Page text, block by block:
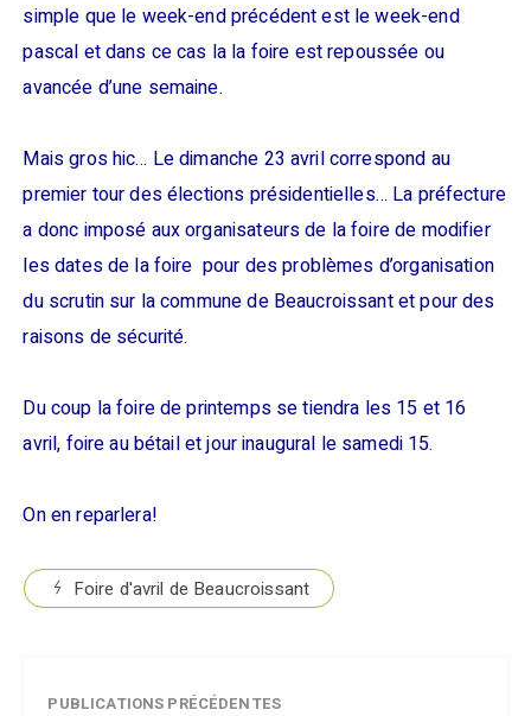
simple que le week-end précédent est le week-end
pascal et dans ce cas la la foire est repoussée ou
avancée d’une semaine.
Mais gros hic… Le dimanche 23 avril correspond au
premier tour des élections présidentielles… La préfecture
a donc imposé aux organisateurs de la foire de modifier
les dates de la foire pour des problèmes d’organisation
du scrutin sur la commune de Beaucroissant et pour des
raisons de sécurité.
Du coup la foire de printemps se tiendra les 15 et 16
avril, foire au bétail et jour inaugural le samedi 15.
On en reparlera!
Foire d'avril de Beaucroissant
PUBLICATIONS PRÉCÉDENTES